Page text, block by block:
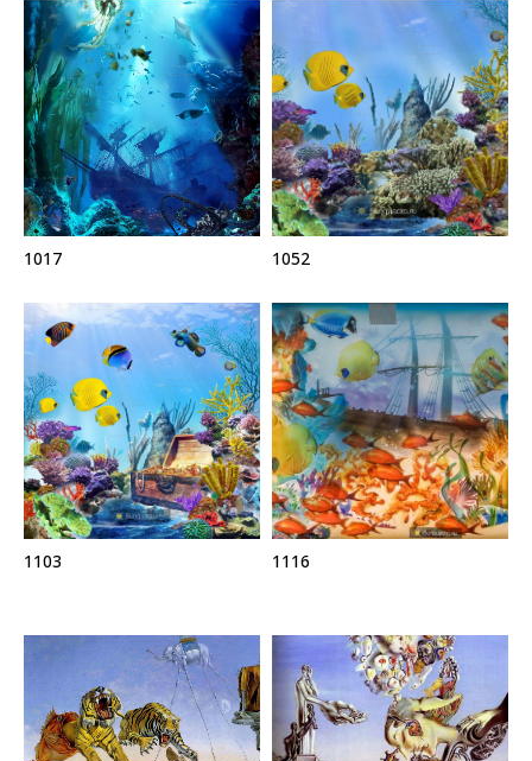
1017 1052
1103 1116